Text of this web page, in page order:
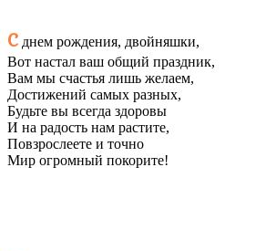
С днем рождения, двойняшки,
Вот настал ваш общий праздник,
Вам мы счастья лишь желаем,
Достижений самых разных,
Будьте вы всегда здоровы
И на радость нам растите,
Повзрослеете и точно
Мир огромный покорите!